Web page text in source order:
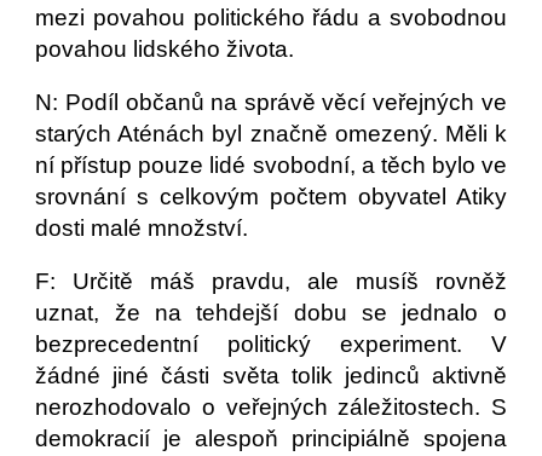
mezi povahou politického řádu a svobodnou
povahou lidského života.
N: Podíl občanů na správě věcí veřejných ve
starých Aténách byl značně omezený. Měli k
ní přístup pouze lidé svobodní, a těch bylo ve
srovnání s celkovým počtem obyvatel Atiky
dosti malé množství.
F: Určitě máš pravdu, ale musíš rovněž
uznat, že na tehdejší dobu se jednalo o
bezprecedentní politický experiment. V
žádné jiné části světa tolik jedinců aktivně
nerozhodovalo o veřejných záležitostech. S
demokracií je alespoň principiálně spojena